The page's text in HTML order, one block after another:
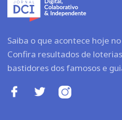
Saiba o que acontece hoje
Confira resultados de
bastidores dos famosos e